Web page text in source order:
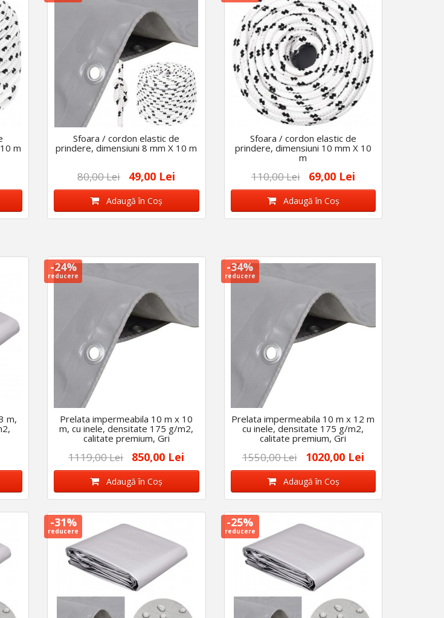
m
Sfoara / cordon elastic de
prindere, dimensiuni 8 mm X 10 m
80,00 Lei 49,00 Lei
Adaugă în Coş
Sfoara / cordon elastic de
prindere, dimensiuni 10 mm X 10
m
110,00 Lei 69,00 Lei
Adaugă în Coş
m,
-24%
reducere
Prelata impermeabila 10 m x 10
m, cu inele, densitate 175 g/m2,
calitate premium, Gri
1119,00 Lei 850,00 Lei
Adaugă în Coş
-34%
reducere
Prelata impermeabila 10 m x 12 m
cu inele, densitate 175 g/m2,
calitate premium, Gri
1550,00 Lei 1020,00 Lei
Adaugă în Coş
-31%
reducere
-25%
reducere